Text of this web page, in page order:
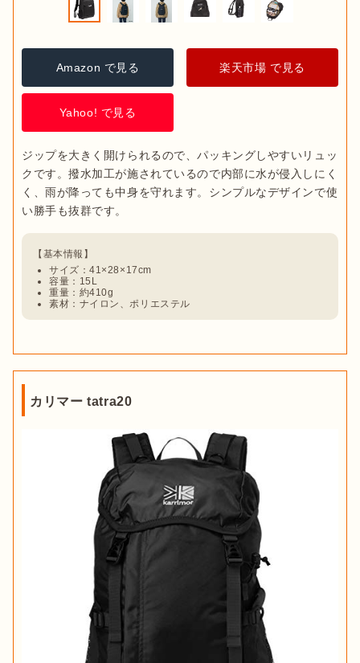
Amazon で見る 楽天市場 で見る
Yahoo! で見る
ジップを大きく開けられるので、パッキングしやすいリュッ
クです。撥水加工が施されているので内部に水が侵入しにく
く、雨が降っても中身を守れます。シンプルなデザインで使
サイズ：41×28×17cm
容量：15L
重量：約410g
素材：ナイロン、ポリエステル
カリマー tatra20